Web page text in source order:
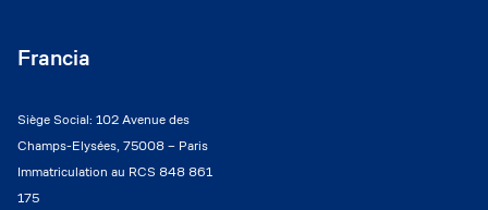
Francia
Siège Social: 102 Avenue des
Champs-Elysées, 75008 – Paris
Immatriculation au RCS 848 861
175